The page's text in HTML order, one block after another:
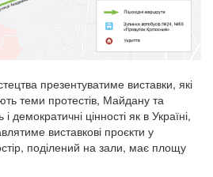
презентуватиме виставки, які
теми протестів, Майдану та
демократичні цінності як в Україні,
виставкові проєкти у
поділений на зали, має площу